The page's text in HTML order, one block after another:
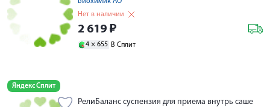
Нет в наличии
2 619 ₽
4 × 655 В Сплит
Яндекс Сплит
РелиБаланс суспензия для приема внутрь саше